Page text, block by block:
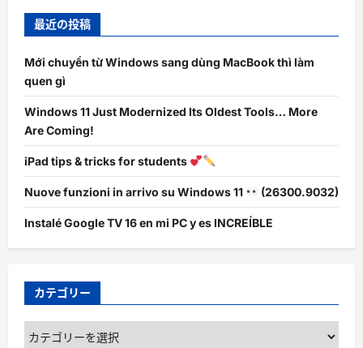
最近の投稿
Mới chuyển từ Windows sang dùng MacBook thì làm
quen gì
Windows 11 Just Modernized Its Oldest Tools… More
Are Coming!
iPad tips & tricks for students
Nuove funzioni in arrivo su Windows 11 (26300.9032)
Instalé Google TV 16 en mi PC y es INCREÍBLE
カテゴリー
カ